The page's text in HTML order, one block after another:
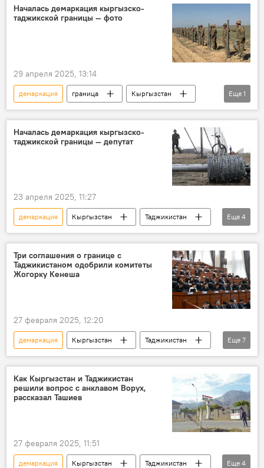
Государственная пограничная служба КР
Абдикарим Алимбаев
Началась демаркация кыргызско-
таджикской границы — фото
29 апреля 2025, 13:14
демаркация граница
Кыргызстан
Таджикистан
Еще 1
Началась демаркация кыргызско-
таджикской границы — депутат
23 апреля 2025, 11:27
демаркация Кыргызстан
Таджикистан
граница
соглашение
Еще 4
Три соглашения о границе с
Таджикистаном одобрили комитеты
Жогорку Кенеша
27 февраля 2025, 12:20
демаркация Кыргызстан
Таджикистан
Баткенская область
граница
делимитация
соглашение
Жогорку Кенеш
Камчыбек Ташиев
Еще 7
Как Кыргызстан и Таджикистан
решили вопрос с анклавом Ворух,
рассказал Ташиев
27 февраля 2025, 11:51
демаркация Кыргызстан
Таджикистан
Еще 4